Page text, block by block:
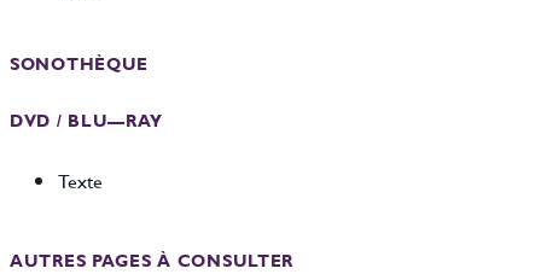
SONOTHÈQUE
DVD / BLU—RAY
Texte
AUTRES PAGES À CONSULTER